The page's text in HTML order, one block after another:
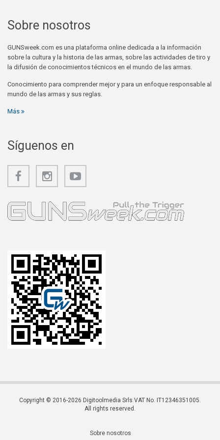
Sobre nosotros
GUNSweek.com es una plataforma online dedicada a la información
sobre la cultura y la historia de las armas, sobre las actividades de tiro y
la difusión de conocimientos técnicos en el mundo de las armas.
Conocimiento para comprender mejor y para un enfoque responsable al
mundo de las armas y sus reglas.
Más
Síguenos en
Copyright © 2016-2026 Digitoolmedia Srls VAT No. IT12346351005.
All rights reserved.
Sobre nosotros